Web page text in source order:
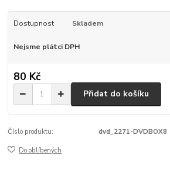
Dostupnost Skladem
Nejsme plátci DPH
80 Kč
Přidat do košíku
Číslo produktu: dvd_2271-DVDBOX8
Do oblíbených